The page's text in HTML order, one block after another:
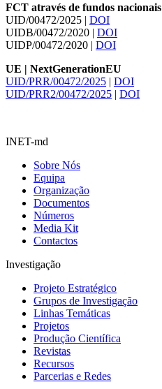
FCT através de fundos nacionais
UID/00472/2025 | DOI
UIDB/00472/2020 | DOI
UIDP/00472/2020 | DOI
UE | NextGenerationEU
UID/PRR/00472/2025 | DOI
UID/PRR2/00472/2025 | DOI
INET-md
Sobre Nós
Equipa
Organização
Documentos
Números
Media Kit
Contactos
Investigação
Projeto Estratégico
Grupos de Investigação
Linhas Temáticas
Projetos
Produção Científica
Revistas
Recursos
Parcerias e Redes